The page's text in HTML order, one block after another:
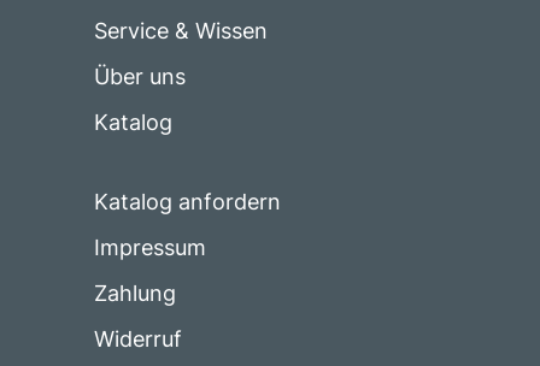
Service & Wissen
Über uns
Katalog
Katalog anfordern
Impressum
Zahlung
Widerruf